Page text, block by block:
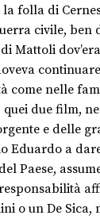
folla di
civile, ben
Mattoli
come nelle
quei due film,
e delle
Eduardo a
Paese,
o un De